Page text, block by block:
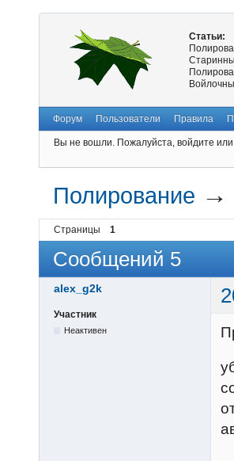
Статьи:
Форум Пользователи Правила
Вы не вошли. Пожалуйста, войдите или
Полирование →
Страницы 1
Сообщений 5
alex_g2k
Участник
Неактивен